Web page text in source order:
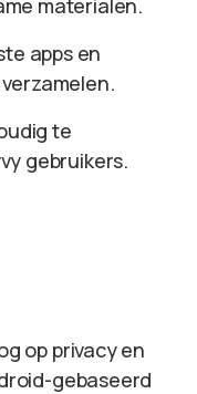
materialen.
apps en
te
gebruikers.
op privacy en
gebaseerd